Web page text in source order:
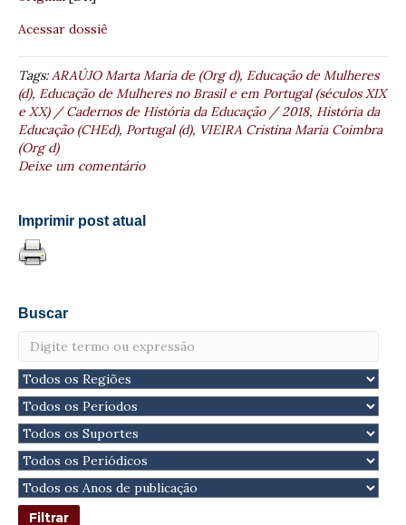
Acessar dossiê
Tags:ARAÚJO Marta Maria de (Org d), Educação de Mulheres
(d), Educação de Mulheres no Brasil e em Portugal (séculos XIX
e XX) / Cadernos de História da Educação / 2018, História da
Educação (CHEd), Portugal (d), VIEIRA Cristina Maria Coimbra
(Org d)
Deixe um comentário
Imprimir post atual
Buscar